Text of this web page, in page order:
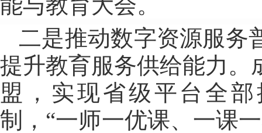
二是推动数字资源服务
提升教育服务供给能力。
盟，实现省级平台全
制，“一师一优课、一课